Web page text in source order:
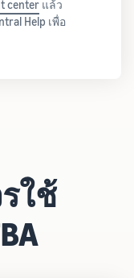
center แล้ว
Help เพื่อ
ใช้